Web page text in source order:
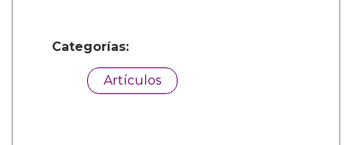
Categorías:
Artículos